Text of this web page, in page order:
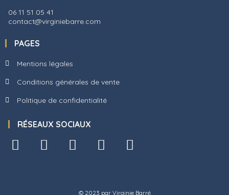
06 11 51 05 41
contact@virginiebarre.com
PAGES
Mentions légales
Conditions générales de vente
Politique de confidentialité
RÉSEAUX SOCIAUX
© 2023 par Virginie Barré